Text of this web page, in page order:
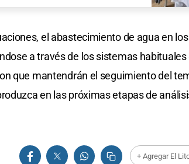
el abastecimiento de agua en
a través de los sistemas habituales
que mantendrán el seguimiento del
en las próximas etapas de
+ Agregar El